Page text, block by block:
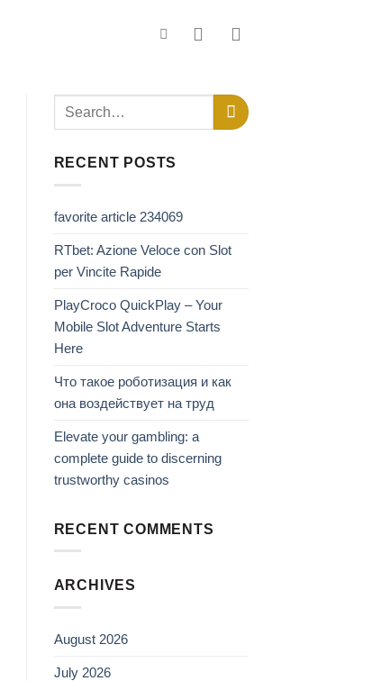
RECENT POSTS
favorite article 234069
RTbet: Azione Veloce con Slot
per Vincite Rapide
PlayCroco QuickPlay – Your
Mobile Slot Adventure Starts
Here
Что такое роботизация и как
она воздействует на труд
Elevate your gambling: a
complete guide to discerning
trustworthy casinos
RECENT COMMENTS
ARCHIVES
August 2026
July 2026